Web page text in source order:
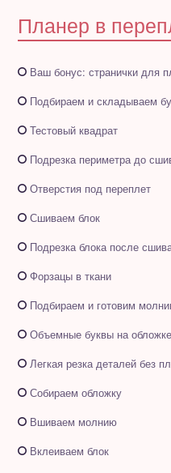
Полезное бесплатно
Для магазинов
Порция вдохновения
Отзывы
Планер в
Ваш бонус: странички для
Подбираем и складываем
Тестовый квадрат
Подрезка периметра до
Отверстия под переплет
Сшиваем блок
Подрезка блока после
Форзацы в ткани
Подбираем и готовим
Объемные буквы на обложке
Легкая резка деталей без
Собираем обложку
Вшиваем молнию
Вклеиваем блок